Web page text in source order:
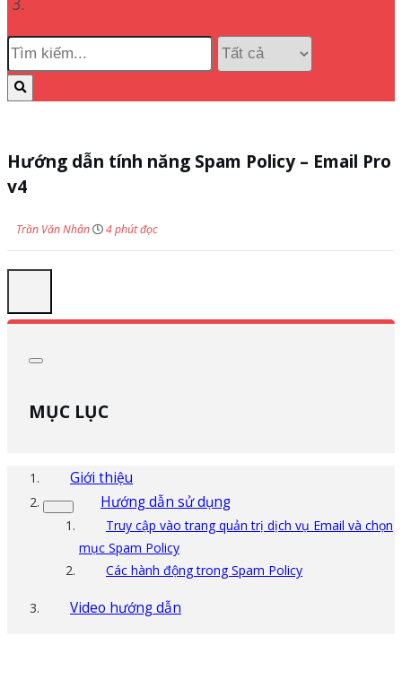
Hướng dẫn tính năng Spam Policy – Email Pro
v4
Trần Văn Nhân 4 phút đọc
MỤC LỤC
Giới thiệu
Hướng dẫn sử dụng
Truy cập vào trang quản trị dịch vụ Email và chọn
mục Spam Policy
Các hành động trong Spam Policy
Video hướng dẫn